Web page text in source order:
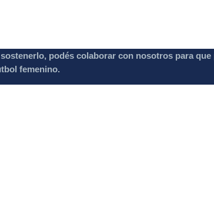
podés colaborar con nosotros para
femenino.